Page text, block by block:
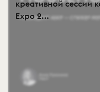
креативной сессии
Expo 2...